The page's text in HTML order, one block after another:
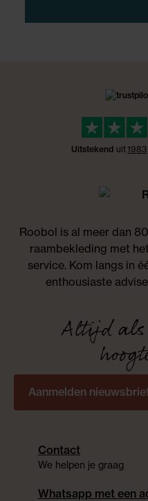
Roobol is al meer dan
raambekleding met
service. Kom langs in
enthousiaste
Altijd als
Aanmelden
Contact
We helpen je graag
Whatsapp met een
Uitstekend uit 1983